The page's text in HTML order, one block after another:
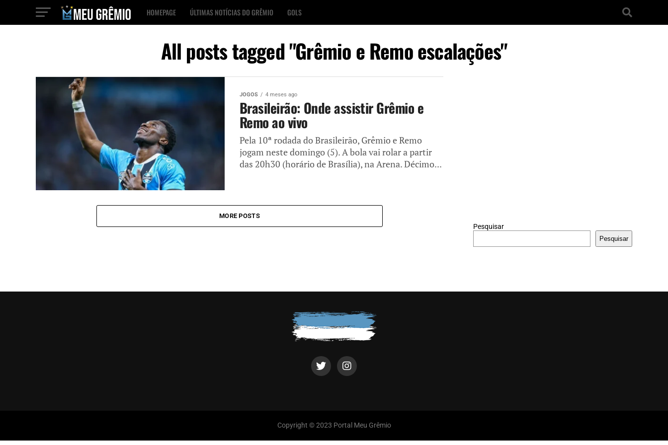
HOMEPAGE ÚLTIMAS NOTÍCIAS DO GRÊMIO GOLS
All posts tagged "Grêmio e Remo escalações"
JOGOS 4 meses ago
Brasileirão: Onde assistir Grêmio e
Remo ao vivo
Pela 10ª rodada do Brasileirão, Grêmio e Remo
jogam neste domingo (5). A bola vai rolar a partir
das 20h30 (horário de Brasília), na Arena. Décimo...
MORE POSTS
Pesquisar
Pesquisar
Copyright © 2023 Portal Meu Grêmio